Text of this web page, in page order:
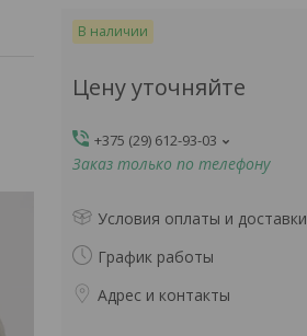
В наличии
Цену уточняйте
+375 (29) 612-93-03
Заказ только по телефону
Условия оплаты и доставки
График работы
Адрес и контакты